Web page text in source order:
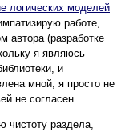
логических моделей
работе,
автора (разработке
я являюсь
и
мной, я просто не
не согласен.
чистоту раздела,